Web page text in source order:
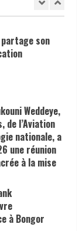
partage son
Weddeye,
de l’Aviation
nationale, a
une réunion
à la mise
l’obligation
pour les
africains.
à Bongor